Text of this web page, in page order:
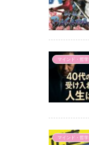
マインド・哲学
マインド・哲学